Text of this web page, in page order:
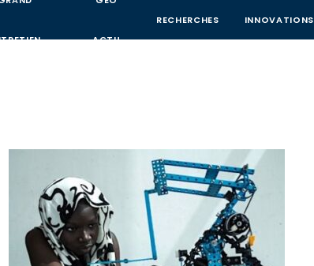
ACTU
RECHERCHES INNOVATIONS